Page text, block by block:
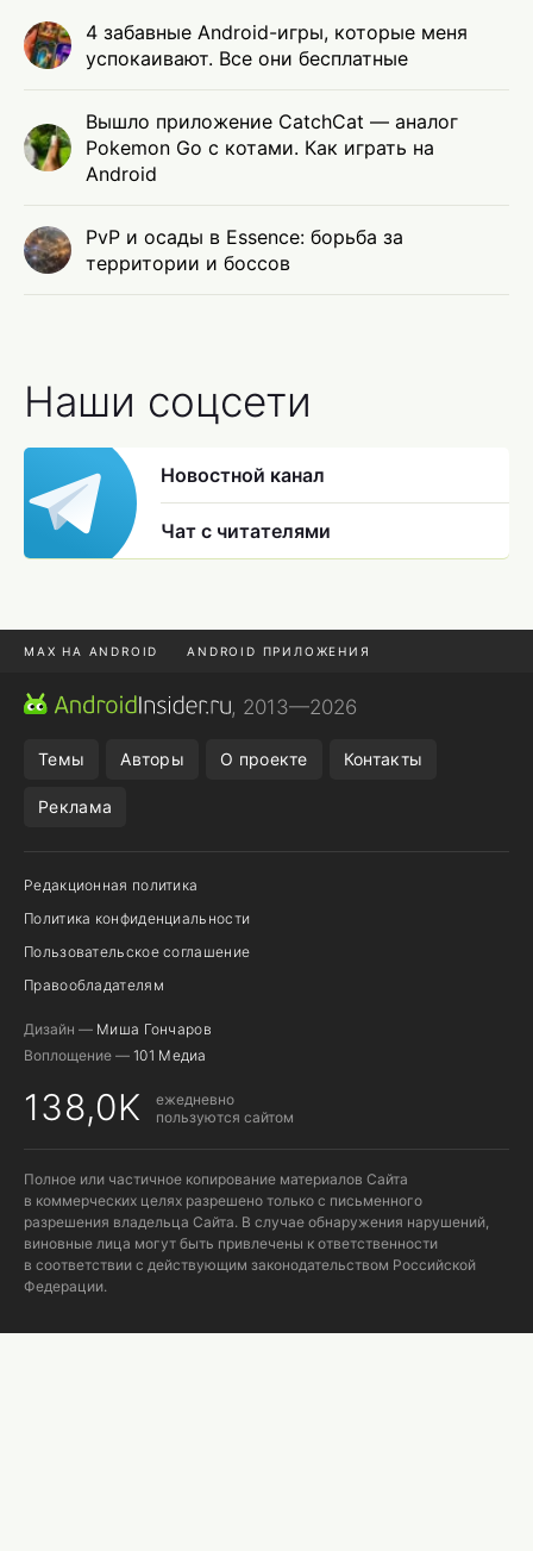
4 забавные Android-игры, которые меня
успокаивают. Все они бесплатные
Вышло приложение CatchCat — аналог
Pokemon Go с котами. Как играть на
Android
PvP и осады в Essence: борьба за
территории и боссов
Наши соцсети
Новостной канал
Чат с читателями
MAX НА ANDROID ANDROID ПРИЛОЖЕНИЯ
MAX ИЗ RUSTORE
, 2013—2026
Темы Авторы О проекте Контакты
Реклама
Редакционная политика
Политика конфиденциальности
Пользовательское соглашение
Правообладателям
Дизайн — Миша Гончаров
Воплощение — 101 Медиа
138,0K
ежедневно
пользуются сайтом
Полное или частичное копирование материалов Сайта
в коммерческих целях разрешено только с письменного
разрешения владельца Сайта. В случае обнаружения нарушений,
виновные лица могут быть привлечены к ответственности
в соответствии с действующим законодательством Российской
Федерации.